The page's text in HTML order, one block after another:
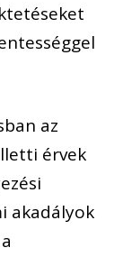
az
érvek
akadályok